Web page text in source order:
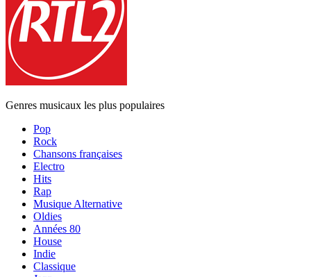
Genres musicaux les plus populaires
Pop
Rock
Chansons françaises
Electro
Hits
Rap
Musique Alternative
Oldies
Années 80
House
Indie
Classique